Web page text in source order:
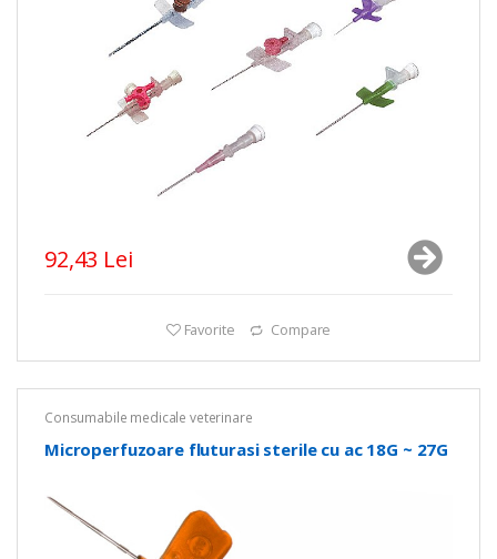
92,43 Lei
Favorite Compare
Consumabile medicale veterinare
Microperfuzoare fluturasi sterile cu ac 18G ~ 27G